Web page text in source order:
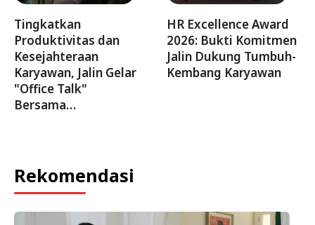
Tingkatkan
Produktivitas dan
Kesejahteraan
Karyawan, Jalin Gelar
"Office Talk"
Bersama…
HR Excellence Award
2026: Bukti Komitmen
Jalin Dukung Tumbuh-
Kembang Karyawan
Rekomendasi